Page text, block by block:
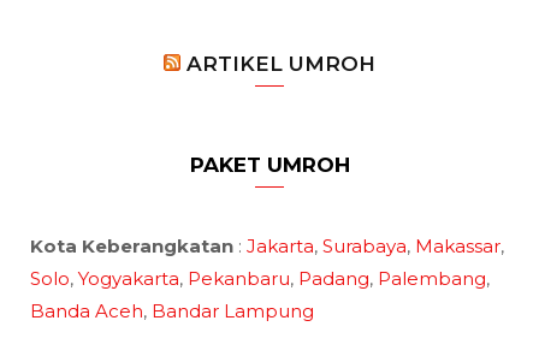
ARTIKEL UMROH
PAKET UMROH
Kota Keberangkatan : Jakarta, Surabaya, Makassar,
Solo, Yogyakarta, Pekanbaru, Padang, Palembang,
Banda Aceh, Bandar Lampung